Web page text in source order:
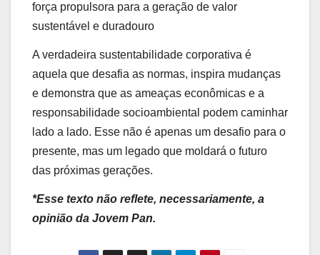
força propulsora para a geração de valor
sustentável e duradouro
A verdadeira sustentabilidade corporativa é
aquela que desafia as normas, inspira mudanças
e demonstra que as ameaças econômicas e a
responsabilidade socioambiental podem caminhar
lado a lado. Esse não é apenas um desafio para o
presente, mas um legado que moldará o futuro
das próximas gerações.
*Esse texto não reflete, necessariamente, a
opinião da Jovem Pan.